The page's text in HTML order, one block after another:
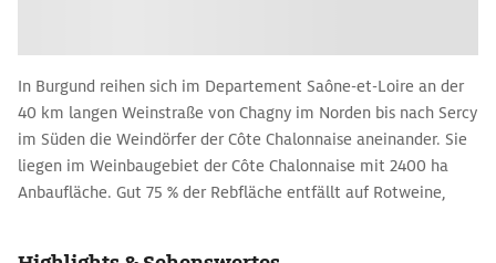
In Burgund reihen sich im Departement Saône-et-Loire an der
40 km langen Weinstraße von Chagny im Norden bis nach Sercy
im Süden die Weindörfer der Côte Chalonnaise aneinander. Sie
liegen im Weinbaugebiet der Côte Chalonnaise mit 2400 ha
Anbaufläche. Gut 75 % der Rebfläche entfällt auf Rotweine,